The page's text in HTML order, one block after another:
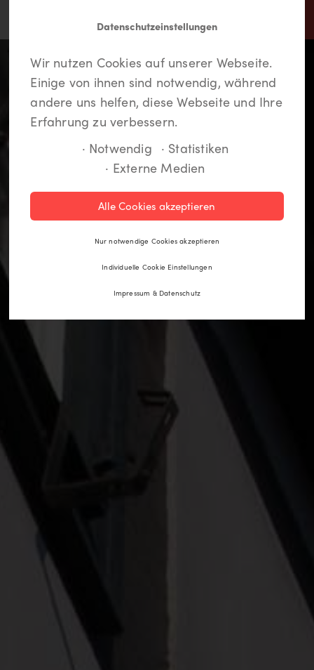
In Lippstadt findet jeder
etwas.
Deine Suche hat folgendes ergeben:
Deine Lieblingsorte zu speichern und eine
Route anzulegen. Wenn Du noch kein Login
hast, kannst Du Dich hier kostenlos anmelden.
Registrieren
Datenschutzeinstellungen
Wir nutzen Cookies auf unserer Webseite.
Einige von ihnen sind notwendig, während
andere uns helfen, diese Webseite und Ihre
Erfahrung zu verbessern.
· Notwendig · Statistiken
· Externe Medien
Alle Cookies akzeptieren
Nur notwendige Cookies akzeptieren
Individuelle Cookie Einstellungen
Impressum & Datenschutz